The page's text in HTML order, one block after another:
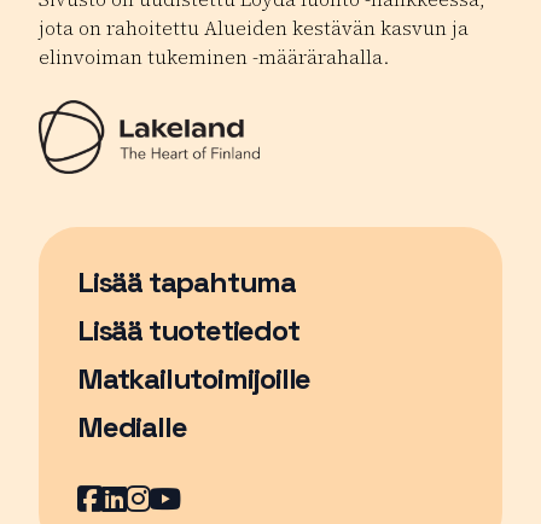
jota on rahoitettu Alueiden kestävän kasvun ja
elinvoiman tukeminen -määrärahalla.
Lisää tapahtuma
Sivu avautuu uudessa ikkunassa
Lisää tuotetiedot
Matkailutoimijoille
Medialle
Facebook
Sivu avautuu uudessa ikkunassa
LinkedIn
Sivu avautuu uudessa ikkunassa
Instagram
Sivu avautuu uudessa
YouTube
Sivu avautuu uudessa